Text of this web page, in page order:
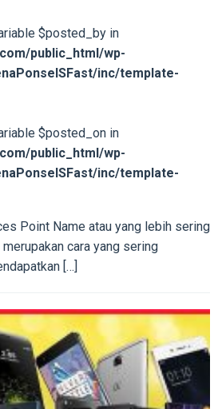
$posted_by in
public_html/wp-
inc/template-
$posted_on in
public_html/wp-
inc/template-
Point Name atau yang lebih sering
cara yang sering
[…]